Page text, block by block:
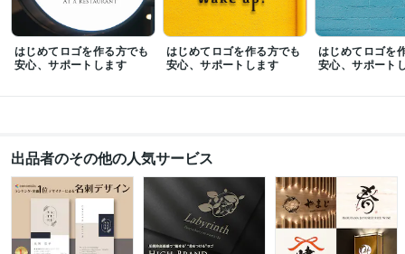
Google スライド:7年
Google ドキュメント:7年Keynote:10年
PowerPoint:20年Word:20年
Adobe Photoshop:20年
Adobe Premiere Pro:5年 Adobe Illustrator:20年Canva:5年
Adobe InDesign:10年Dreamweaver:12年
得意分野
学歴
法政大学 2000年3月 ~ 2004年2月
はじめてロゴを作る方でも
安心、サポートします
はじめてロゴを作る方でも
安心、サポートします
はじめてロゴを
安心、サポート
出品者のその他の人気サービス